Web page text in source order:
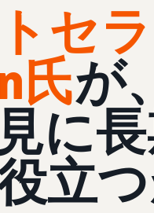
セ
氏が
に
立